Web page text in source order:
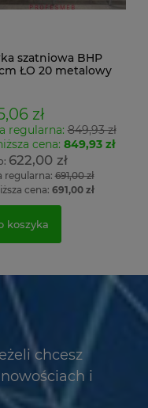
szatniowa BHP
ŁO 20 metalowy
zł
regularna:849,93 zł
cena: 849,93 zł
622,00 zł
regularna:691,00 zł
cena: 691,00 zł
koszyka
chcesz
i